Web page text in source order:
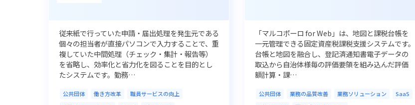
従来紙で行っていた申請・届出処理を発生元である
個々の担当者が直接パソコンで入力することで、重
複していた中間処理（チェック・集計・報告等）
を省略し、効率化と省力化を図ることを目的とし
たシステムです。勤務…
公共団体 働き方改革
職員サービスの向上
「マルコポーロ for Web」は、地図と課税台帳を
一元管理できる固定資産税課税支援システムです。
台帳と地図を融合し、登記済通知書電子データの
取込から自治体様毎の評価要領を組み込んだ評価
額計算・課…
公共団体 業務の品質改善 業務ソリューション
SaaS